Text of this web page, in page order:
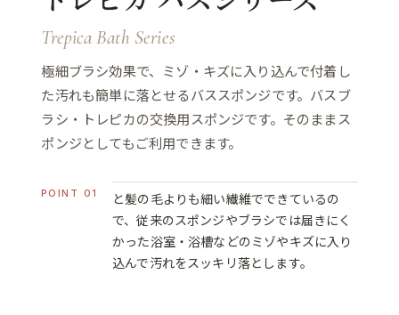
Trepica Bath Series
極細ブラシ効果で、ミゾ・キズに入り込んで付着し
た汚れも簡単に落とせるバススポンジです。バスブ
ラシ・トレピカの交換用スポンジです。そのままス
ポンジとしてもご利用できます。
POINT 01
と髪の毛よりも細い繊維でできているの
で、従来のスポンジやブラシでは届きにく
かった浴室・浴槽などのミゾやキズに入り
込んで汚れをスッキリ落とします。